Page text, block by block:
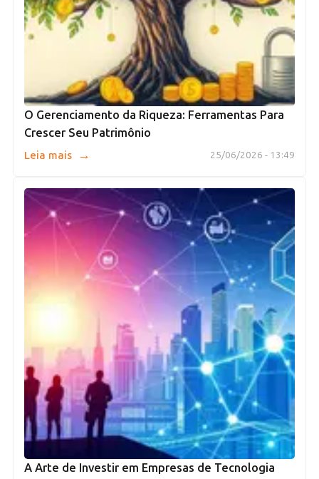
O Gerenciamento da Riqueza: Ferramentas Para
Crescer Seu Patrimônio
25/06/2026 - 13:49
Leia mais →
A Arte de Investir em Empresas de Tecnologia